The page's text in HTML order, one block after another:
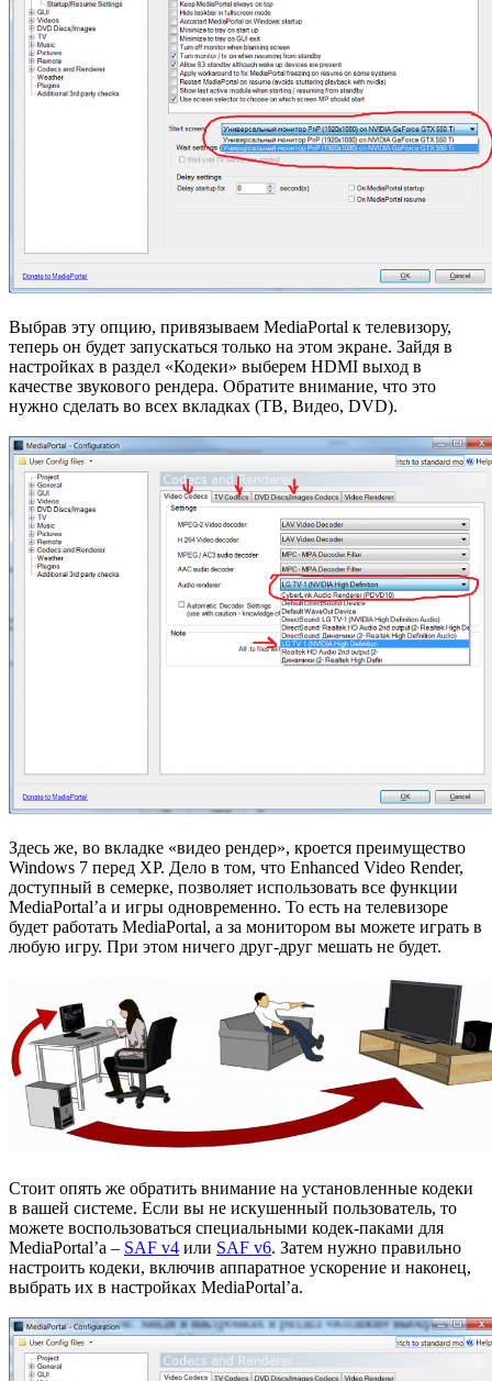
Выбрав эту опцию, привязываем MediaPortal к телевизору,
теперь он будет запускаться только на этом экране. Зайдя в
настройках в раздел «Кодеки» выберем HDMI выход в
качестве звукового рендера. Обратите внимание, что это
нужно сделать во всех вкладках (ТВ, Видео, DVD).
Здесь же, во вкладке «видео рендер», кроется преимущество
Windows 7 перед XP. Дело в том, что Enhanced Video Render,
доступный в семерке, позволяет использовать все функции
MediaPortal’а и игры одновременно. То есть на телевизоре
будет работать MediaPortal, а за монитором вы можете играть в
любую игру. При этом ничего друг-друг мешать не будет.
Стоит опять же обратить внимание на установленные кодеки
в вашей системе. Если вы не искушенный пользователь, то
можете воспользоваться специальными кодек-паками для
MediaPortal’а – SAF v4 или SAF v6. Затем нужно правильно
настроить кодеки, включив аппаратное ускорение и наконец,
выбрать их в настройках MediaPortal’а.